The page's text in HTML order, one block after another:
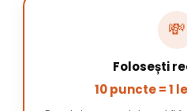
💸
Folosești
10 puncte = 1